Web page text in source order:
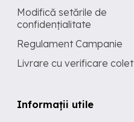
Modifică setările de
confidențialitate
Regulament Campanie
Livrare cu verificare colet
Informații utile